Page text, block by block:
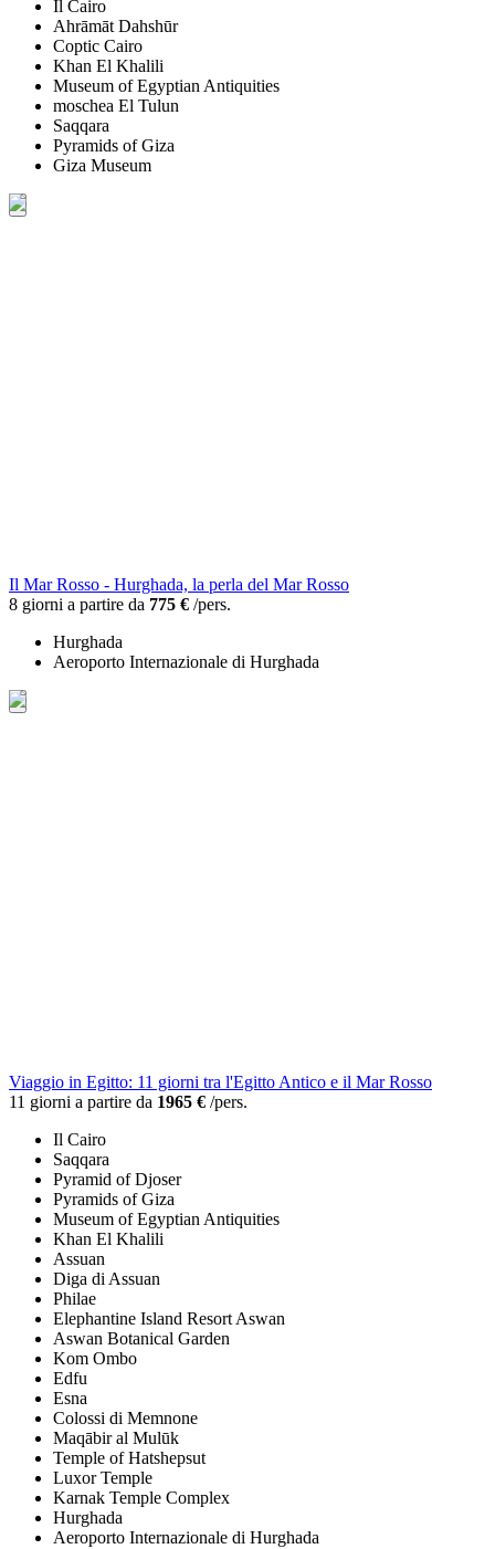
Il Cairo
Ahrāmāt Dahshūr
Coptic Cairo
Khan El Khalili
Museum of Egyptian Antiquities
moschea El Tulun
Saqqara
Pyramids of Giza
Giza Museum
Il Mar Rosso - Hurghada, la perla del Mar Rosso
8 giorni a partire da 775 € /pers.
Hurghada
Aeroporto Internazionale di Hurghada
Viaggio in Egitto: 11 giorni tra l'Egitto Antico e il Mar Rosso
11 giorni a partire da 1965 € /pers.
Il Cairo
Saqqara
Pyramid of Djoser
Pyramids of Giza
Museum of Egyptian Antiquities
Khan El Khalili
Assuan
Diga di Assuan
Philae
Elephantine Island Resort Aswan
Aswan Botanical Garden
Kom Ombo
Edfu
Esna
Colossi di Memnone
Maqābir al Mulūk
Temple of Hatshepsut
Luxor Temple
Karnak Temple Complex
Hurghada
Aeroporto Internazionale di Hurghada